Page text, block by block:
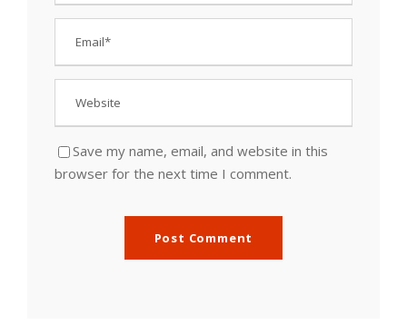
Save my name, email, and website in this
browser for the next time I comment.